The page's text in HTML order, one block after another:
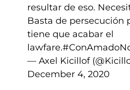
resultar de eso.
Basta de persecución
tiene que acabar el
lawfare.
— Axel Kicillof
December 4, 2020